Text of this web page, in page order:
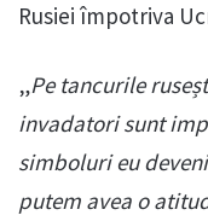
Rusiei împotriva
„Pe tancurile
invadatori sunt
simboluri eu
putem avea o